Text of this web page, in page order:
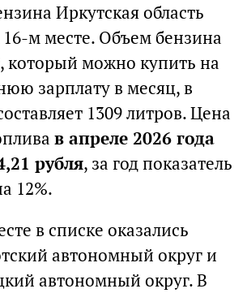
Иркутская область
16-м месте. Объем бензина
можно купить на
зарплату в месяц, в
1309 литров. Цена
в апреле 2026 года
рубля, за год показатель
12%.
в списке оказались
автономный округ и
автономный округ. В